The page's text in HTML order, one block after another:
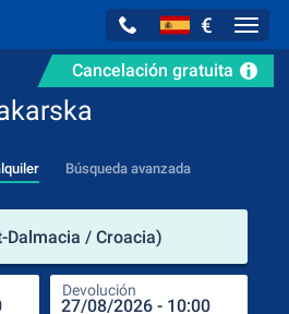
€
Cancelación gratuita
Búsqueda avanzada
Dalmacia / Croacia)
Devolución